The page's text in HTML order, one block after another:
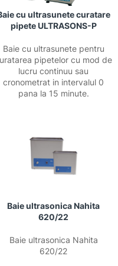
cu ultrasunete curatare
pipete ULTRASONS-P
Baie cu ultrasunete pentru
pipetelor cu mod de
lucru continuu sau
cronometrat in intervalul 0
pana la 15 minute.
Baie ultrasonica Nahita
620/22
Baie ultrasonica Nahita
620/22